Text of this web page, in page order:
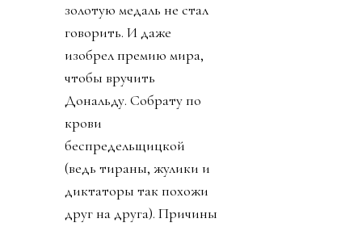
золотую медаль не стал
говорить. И даже
изобрел премию мира,
чтобы вручить
Дональду. Собрату по
крови
беспредельщицкой
(ведь тираны, жулики и
диктаторы так похожи
друг на друга). Причины